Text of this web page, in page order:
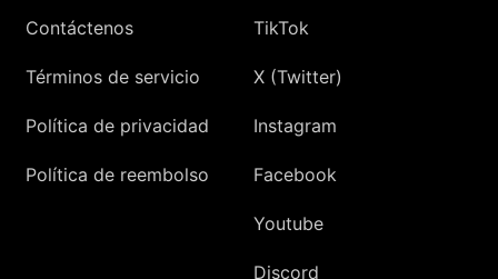
Contáctenos
Términos de servicio
Política de privacidad
Política de reembolso
TikTok
X (Twitter)
Instagram
Facebook
Youtube
Discord